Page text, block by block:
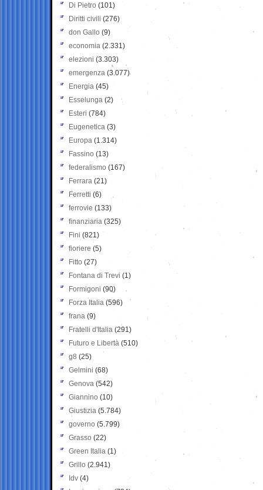
Di Pietro (101)
Diritti civili (276)
don Gallo (9)
economia (2.331)
elezioni (3.303)
emergenza (3.077)
Energia (45)
Esselunga (2)
Esteri (784)
Eugenetica (3)
Europa (1.314)
Fassino (13)
federalismo (167)
Ferrara (21)
Ferretti (6)
ferrovie (133)
finanziaria (325)
Fini (821)
fioriere (5)
Fitto (27)
Fontana di Trevi (1)
Formigoni (90)
Forza Italia (596)
frana (9)
Fratelli d'Italia (291)
Futuro e Libertà (510)
g8 (25)
Gelmini (68)
Genova (542)
Giannino (10)
Giustizia (5.784)
governo (5.799)
Grasso (22)
Green Italia (1)
Grillo (2.941)
Idv (4)